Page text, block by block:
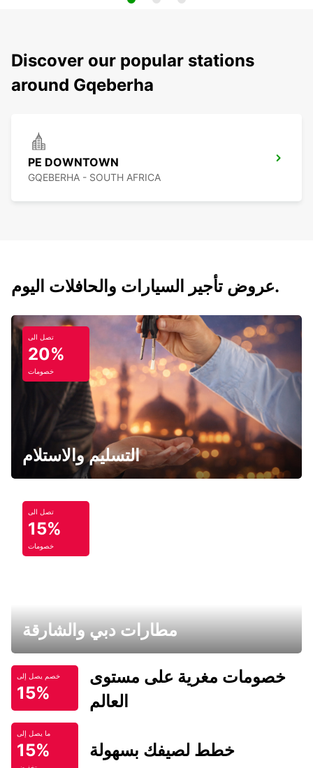
Discover our popular stations
around Gqeberha
PE DOWNTOWN
GQEBERHA - SOUTH AFRICA
عروض تأجير السيارات والحافلات اليوم.
تصل الى
20%
خصومات
التسليم والاستلام
تصل الى
15%
خصومات
مطارات دبي والشارقة
خصم يصل إلى
15%
خصومات مغرية على مستوى
العالم
ما يصل إلى
15% خطط لصيفك بسهولة